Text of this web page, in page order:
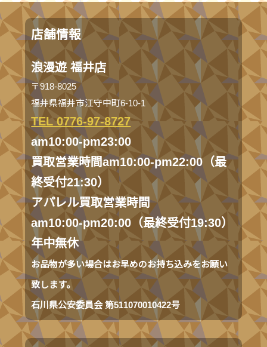
店舗情報
浪漫遊 福井店
〒918-8025
福井県福井市江守中町6-10-1
TEL 0776-97-8727
am10:00-pm23:00
買取営業時間am10:00-pm22:00（最
終受付21:30）
アパレル買取営業時間
am10:00-pm20:00（最終受付19:30）
年中無休
お品物が多い場合はお早めのお持ち込みをお願い
致します。
石川県公安委員会 第511070010422号